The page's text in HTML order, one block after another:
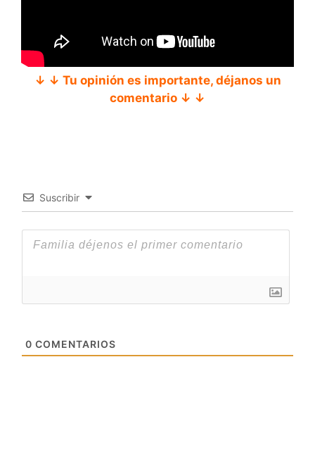
↓ ↓ Tu opinión es importante, déjanos un
comentario ↓ ↓
Suscribir
0 COMENTARIOS